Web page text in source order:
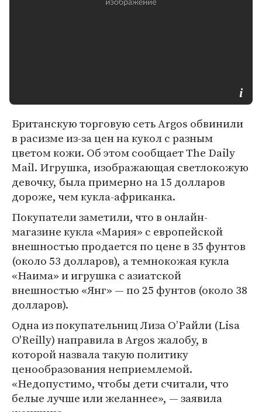
Британскую торговую сеть Argos обвинили
в расизме из-за цен на кукол с разным
цветом кожи. Об этом сообщает The Daily
Mail. Игрушка, изображающая светлокожую
девочку, была примерно на 15 долларов
дороже, чем кукла-африканка.
Покупатели заметили, что в онлайн-
магазине кукла «Мария» с европейской
внешностью продается по цене в 35 фунтов
(около 53 долларов), а темнокожая кукла
«Наима» и игрушка с азиатской
внешностью «Янг» — по 25 фунтов (около 38
долларов).
Одна из покупательниц Лиза О’Райли (Lisa
O'Reilly) направила в Argos жалобу, в
которой назвала такую политику
ценообразования неприемлемой.
«Недопустимо, чтобы дети считали, что
белые лучше или желаннее», — заявила